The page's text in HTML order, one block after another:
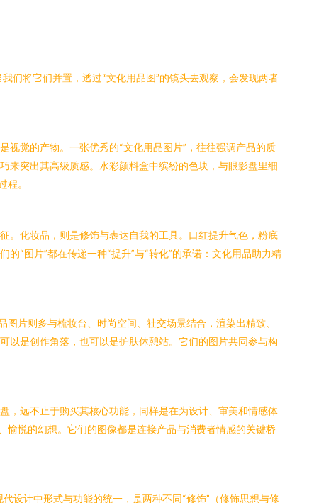
们将它们并置，透过“文化用品图”的镜头去观察，会发现两者
觉的产物。一张优秀的“文化用品图片”，往往强调产品的质
来突出其高级质感。水彩颜料盒中缤纷的色块，与眼影盘里细
。
。化妆品，则是修饰与表达自我的工具。口红提升气色，粉底
“图片”都在传递一种“提升”与“转化”的承诺：文化用品助力精
片则多与梳妆台、时尚空间、社交场景结合，渲染出精致、
以是创作角落，也可以是护肤休憩站。它们的图片共同参与构
，远不止于购买其核心功能，同样是在为设计、审美和情感体
愉悦的幻想。它们的图像都是连接产品与消费者情感的关键桥
设计中形式与功能的统一，是两种不同“修饰”（修饰思想与修